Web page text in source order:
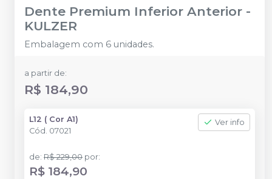
Dente Premium Inferior Anterior -
KULZER
Embalagem com 6 unidades.
a partir de:
R$ 184,90
L12 ( Cor A1)
Cód. 07021
Ver info
de: R$ 229,00 por:
R$ 184,90